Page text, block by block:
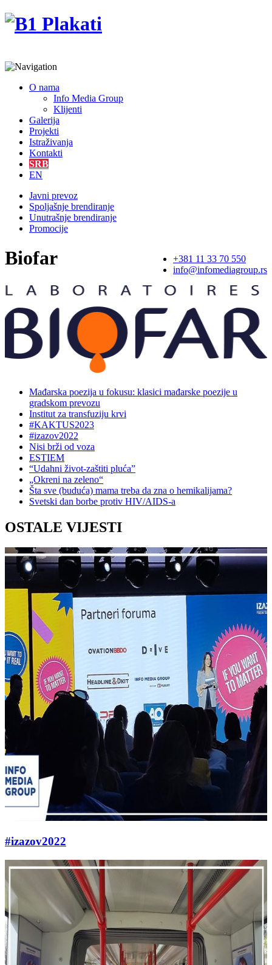
O nama
Info Media Group
Klijenti
Galerija
Projekti
Istraživanja
Kontakti
SRB
EN
Javni prevoz
Spoljašnje brendiranje
Unutrašnje brendiranje
Promocije
+381 11 33 70 550
info@infomediagroup.rs
Biofar
Mađarska poezija u fokusu: klasici mađarske poezije u
gradskom prevozu
Institut za transfuziju krvi
#KAKTUS2023
#izazov2022
Nisi brži od voza
ESTIEM
“Udahni život-zaštiti pluća”
„Okreni na zeleno“
Šta sve (buduća) mama treba da zna o hemikalijama?
Svetski dan borbe protiv HIV/AIDS-a
OSTALE VIJESTI
#izazov2022